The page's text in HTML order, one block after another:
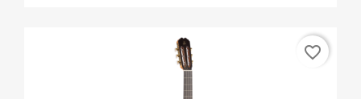
favorite_border